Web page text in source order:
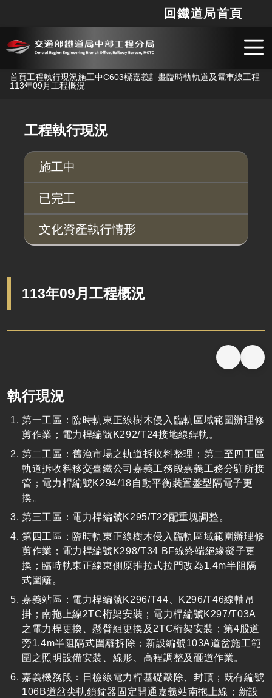
跳到主要內容
回鐵道局首頁
首頁工程執行現況施工中C603標嘉義計畫臨時軌軌道及電車線工程
113年09月工程概況
工程執行現況
施工中
已完工
文化資產執行情形
113年09月工程概況
執行現況
第一工區：臨時軌東正線樹木侵入臨軌區域範圍辦理修
剪作業；電力桿編號 K292/T24接地線銲軌。
第二工區：舊漁市場之軌道拆收料整理；第二至四工區
軌道拆收料移交臺鐵公司嘉義工務段嘉義工務分駐所接
管；電力桿編號K294/18自動平衡裝置盤型隔電子更
換。
第三工區：電力桿編號K295/T22配重塊調整。
第四工區：臨時軌東正線樹木侵入臨軌區域範圍辦理修
剪作業；電力桿編號 K298/T34 BF線終端絕緣礙子更
換；臨時軌東正線東側原推拉式拉門改為1.4m半阻隔
式圍籬。
嘉義站區：電力桿編號K296/T44 K296/T46線軸吊
掛；南拖上線2TC桁架安裝；電力桿編號K297/T03A
之電力桿更換、懸臂組更換及 2TC桁架安裝；第4 股道
旁1.4m半阻隔式圍籬拆除；新設編號103A道岔施工範
圍之照明設備安裝、線形、高程調整及砸道作業。
嘉義機務段：日檢線電力桿基礎敲除、封頂；既有編號
106B道岔尖軌鎖錠器固定開通嘉義站南拖上線；新設